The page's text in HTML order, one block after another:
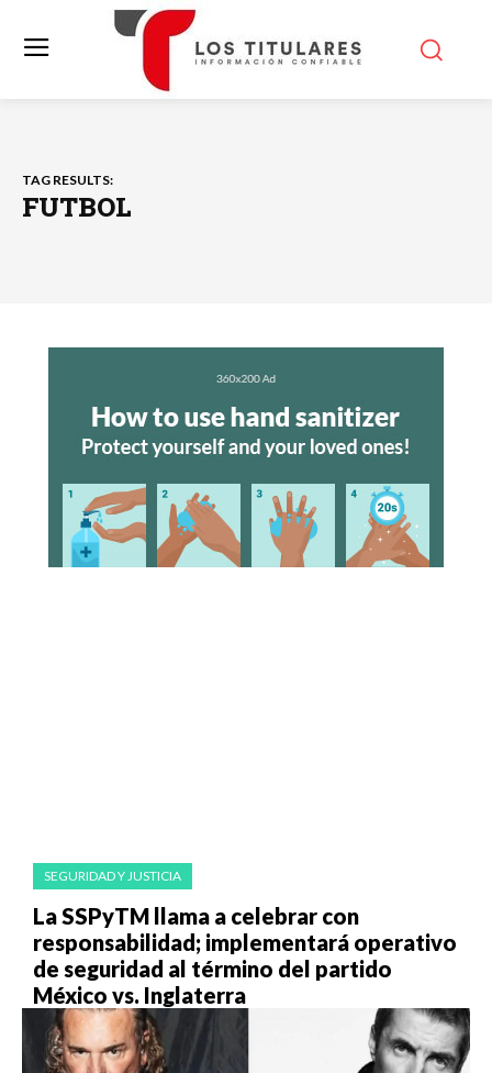
TAG RESULTS:
FUTBOL
SEGURIDAD Y JUSTICIA
La SSPyTM llama a celebrar con
responsabilidad; implementará operativo
de seguridad al término del partido
México vs. Inglaterra